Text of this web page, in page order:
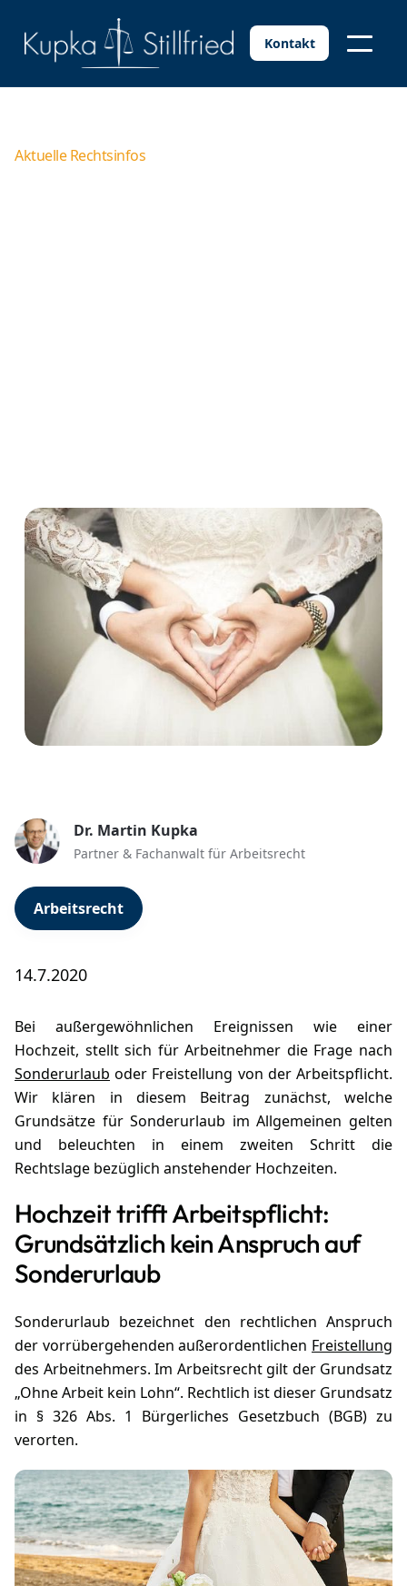
Kontakt
Aktuelle Rechtsinfos
Dr. Martin Kupka
Partner & Fachanwalt für Arbeitsrecht
Arbeitsrecht
14.7.2020
Bei außergewöhnlichen Ereignissen wie einer
Hochzeit, stellt sich für Arbeitnehmer die Frage nach
Sonderurlaub oder Freistellung von der Arbeitspflicht.
Wir klären in diesem Beitrag zunächst, welche
Grundsätze für Sonderurlaub im Allgemeinen gelten
und beleuchten in einem zweiten Schritt die
Rechtslage bezüglich anstehender Hochzeiten.
Hochzeit trifft Arbeitspflicht:
Grundsätzlich kein Anspruch auf
Sonderurlaub
Sonderurlaub bezeichnet den rechtlichen Anspruch
der vorrübergehenden außerordentlichen Freistellung
des Arbeitnehmers. Im Arbeitsrecht gilt der Grundsatz
„Ohne Arbeit kein Lohn“. Rechtlich ist dieser Grundsatz
in § 326 Abs. 1 Bürgerliches Gesetzbuch (BGB) zu
verorten.